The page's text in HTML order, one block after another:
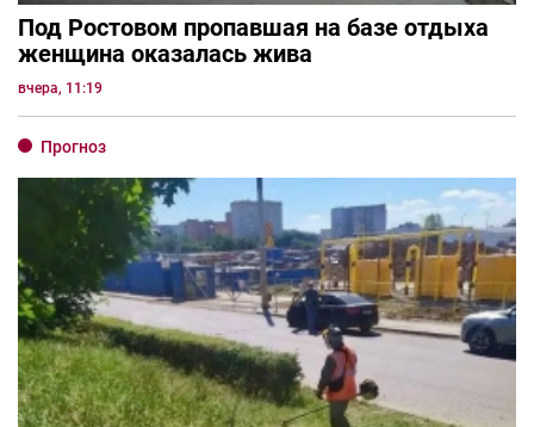
Под Ростовом пропавшая на базе отдыха
женщина оказалась жива
вчера, 11:19
Прогноз